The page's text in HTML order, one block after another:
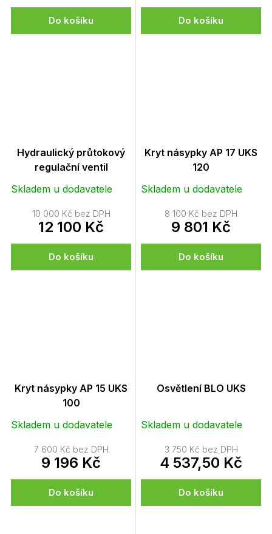
Do košíku Do košíku
Hydraulický průtokový
regulační ventil
Skladem u dodavatele
10 000 Kč bez DPH
12 100 Kč
Do košíku
Kryt násypky AP 17 UKS
120
Skladem u dodavatele
8 100 Kč bez DPH
9 801 Kč
Do košíku
Kryt násypky AP 15 UKS
100
Skladem u dodavatele
7 600 Kč bez DPH
9 196 Kč
Do košíku
Osvětlení BLO UKS
Skladem u dodavatele
3 750 Kč bez DPH
4 537,50 Kč
Do košíku